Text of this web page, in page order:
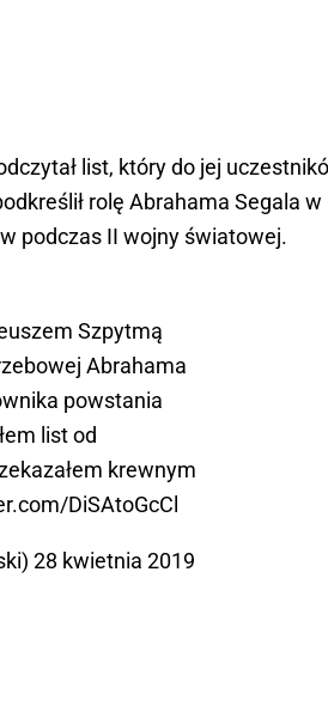
list, który do jej
rolę Abrahama Segala w
podczas II wojny światowej.
Szpytmą
Abrahama
powstania
list od
krewnym
DiSAtoGcCl
28 kwietnia 2019